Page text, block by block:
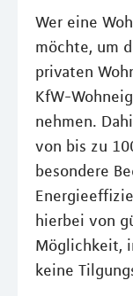
Wer eine
möchte, um
privaten
KfW-
nehmen.
von bis zu
besondere
hierbei von
Möglichkeit,
keine